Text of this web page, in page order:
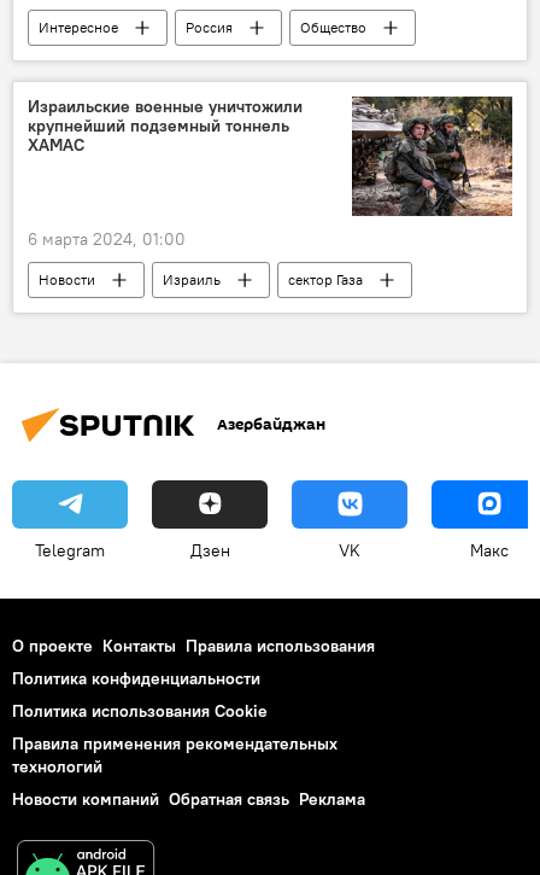
Интересное Россия
Общество
Рок-н-ролл
Рок-группа
Израильские военные уничтожили
крупнейший подземный тоннель
ХАМАС
6 марта 2024, 01:00
Новости Израиль
сектор Газа
палестино-израильский конфликт
ХАМАС
Азербайджан
Telegram Дзен VK Макс
О проекте Контакты Правила использования
Политика конфиденциальности
Политика использования Cookie
Правила применения рекомендательных
технологий
Новости компаний Обратная связь Реклама